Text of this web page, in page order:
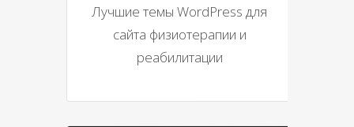
Лучшие темы WordPress для
сайта физиотерапии и
реабилитации